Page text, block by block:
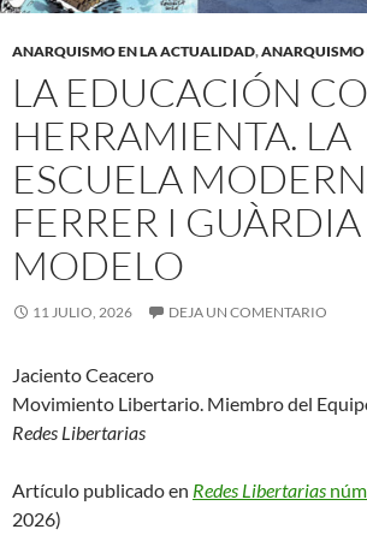
ANARQUISMO EN LA ACTUALIDAD,ANARQUISMO
LA EDUCACIÓN
HERRAMIENTA. LA
ESCUELA
FERRER I
MODELO
11 JULIO, 2026 DEJA UN COMENTARIO
Jaciento Ceacero
Movimiento Libertario. Miembro del
Redes Libertarias
Artículo publicado en Redes Libertarias
2026)